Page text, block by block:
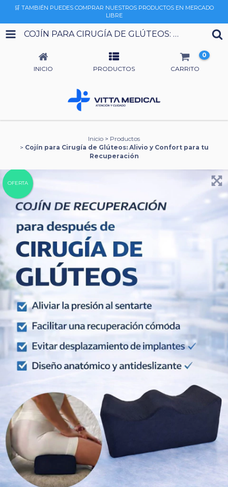
🛒 TAMBIÉN PUEDES COMPRAR NUESTROS PRODUCTOS EN MERCADO
LIBRE
COJÍN PARA CIRUGÍA DE GLÚTEOS: ALIVIO Y CONFORT PARA TU RECUPERACIÓN
INICIO PRODUCTOS CARRITO
0
Inicio > Productos
> Cojín para Cirugía de Glúteos: Alivio y Confort para tu
Recuperación
OFERTA